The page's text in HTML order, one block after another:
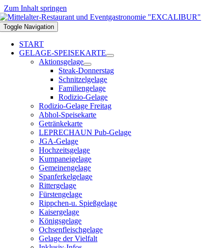
Zum Inhalt springen
Toggle Navigation
START
GELAGE-SPEISEKARTE
Aktionsgelage
Steak-Donnerstag
Schnitzelgelage
Familiengelage
Rodizio-Gelage
Rodizio-Gelage Freitag
Abhol-Speisekarte
Getränkekarte
LEPRECHAUN Pub-Gelage
JGA-Gelage
Hochzeitsgelage
Kumpaneigelage
Gemeinengelage
Spanferkelgelage
Rittergelage
Fürstengelage
Rippchen-u. Spießgelage
Kaisergelage
Königsgelage
Ochsenfleischgelage
Gelage der Vielfalt